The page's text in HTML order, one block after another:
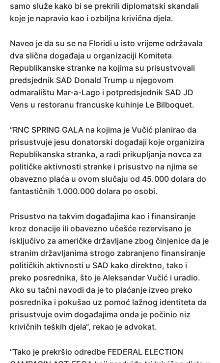
samo služe kako bi se prekrili diplomatski skandali
koje je napravio kao i ozbiljna krivična djela.
Naveo je da su se na Floridi u isto vrijeme održavala
dva slična događaja u organizaciji Komiteta
Republikanske stranke na kojima su prisustvovali
predsjednik SAD Donald Trump u njegovom
odmaralištu Mar-a-Lago i potpredsjednik SAD JD
Vens u restoranu francuske kuhinje Le Bilboquet.
“RNC SPRING GALA na kojima je Vučić planirao da
prisustvuje jesu donatorski događaji koje organizira
Republikanska stranka, a radi prikupljanja novca za
političke aktivnosti stranke i prisustvo na njima se
obavezno plaća u ovom slučaju od 45.000 dolara do
fantastičnih 1.000.000 dolara po osobi.
Prisustvo na takvim događajima kao i finansiranje
kroz donacije ili obavezno učešće rezervisano je
isključivo za američke državljane zbog činjenice da je
stranim državljanima strogo zabranjeno finansiranje
političkih aktivnosti u SAD kako direktno, tako i
preko posrednika, što je Aleksandar Vučić i uradio.
Ako su tačni navodi da je to plaćanje izveo preko
posrednika i pokušao uz pomoć lažnog identiteta da
prisustvuje ovim događajima onda je počinio niz
krivičnih teških djela“, rekao je advokat.
“Tako je prekršio odredbe FEDERAL ELECTION